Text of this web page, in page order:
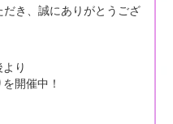
だき、誠にありがとうござ
り
開催中！